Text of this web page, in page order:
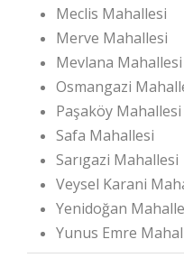
Meclis Mahallesi
Merve Mahallesi
Mevlana Mahallesi
Osmangazi
Paşaköy Mahallesi
Safa Mahallesi
Sarıgazi Mahallesi
Veysel Karani
Yenidoğan
Yunus Emre